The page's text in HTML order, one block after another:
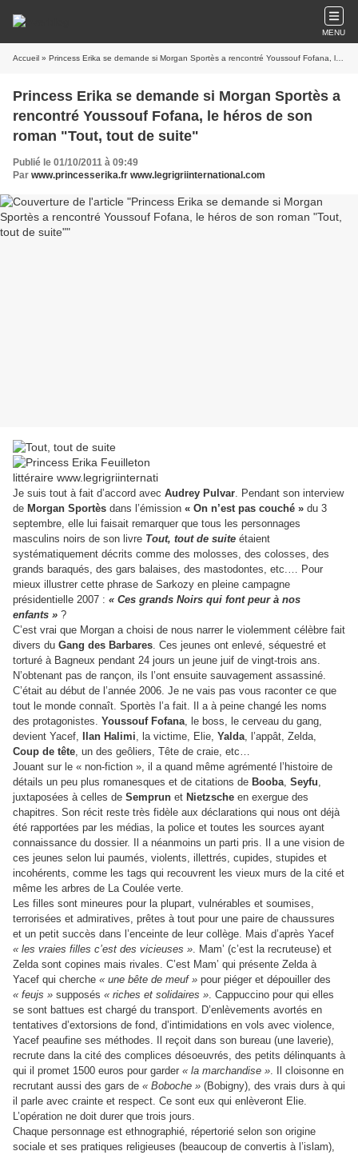
MENU
Accueil » Princess Erika se demande si Morgan Sportès a rencontré Youssouf Fofana, le héros de son roman "Tout, tout de suite"
Princess Erika se demande si Morgan Sportès a
rencontré Youssouf Fofana, le héros de son
roman "Tout, tout de suite"
Publié le 01/10/2011 à 09:49
Par www.princesserika.fr www.legrigriinternational.com
Je suis tout à fait d’accord avec Audrey Pulvar. Pendant son interview
de Morgan Sportès dans l’émission « On n’est pas couché » du 3
septembre, elle lui faisait remarquer que tous les personnages
masculins noirs de son livre Tout, tout de suite étaient
systématiquement décrits comme des molosses, des colosses, des
grands baraqués, des gars balaises, des mastodontes, etc.… Pour
mieux illustrer cette phrase de Sarkozy en pleine campagne
présidentielle 2007 : « Ces grands Noirs qui font peur à nos
enfants » ?
C’est vrai que Morgan a choisi de nous narrer le violemment célèbre fait
divers du Gang des Barbares. Ces jeunes ont enlevé, séquestré et
torturé à Bagneux pendant 24 jours un jeune juif de vingt-trois ans.
N’obtenant pas de rançon, ils l’ont ensuite sauvagement assassiné.
C’était au début de l’année 2006. Je ne vais pas vous raconter ce que
tout le monde connaît. Sportès l’a fait.
Il a à peine changé les noms
des protagonistes. Youssouf Fofana, le boss, le cerveau du gang,
devient Yacef,
Ilan Halimi, la victime, Elie, Yalda, l’appât, Zelda,
Coup de tête, un des geôliers, Tête de craie, etc…
Jouant sur le « non-fiction », il a quand même agrémenté l’histoire de
détails un peu plus romanesques et de citations de Booba, Seyfu,
juxtaposées à celles de Semprun et Nietzsche en exergue des
chapitres. Son récit reste très fidèle aux déclarations qui nous ont déjà
été rapportées par les médias, la police et toutes les sources ayant
connaissance du dossier.
Il a néanmoins un parti pris. Il a une vision de
ces jeunes selon lui paumés, violents, illettrés, cupides, stupides et
incohérents, comme les tags qui recouvrent les vieux murs de la cité et
même les arbres de La Coulée verte.
Les filles sont mineures pour la plupart, vulnérables et soumises,
terrorisées et admiratives, prêtes à tout pour une paire de chaussures
et un petit succès dans l’enceinte de leur collège. Mais d’après Yacef
« les vraies filles c’est des vicieuses ». Mam’ (c’est la recruteuse) et
Zelda sont copines mais rivales. C’est Mam’ qui présente Zelda à
Yacef qui cherche « une bête de meuf » pour piéger et dépouiller des
« feujs » supposés « riches et solidaires ». Cappuccino pour qui elles
se sont battues est chargé du transport. D’enlèvements avortés en
tentatives d’extorsions de fond, d’intimidations en vols avec violence,
Yacef peaufine ses méthodes. Il reçoit dans son bureau (une laverie),
recrute dans la cité des complices désoeuvrés, des petits délinquants à
qui il promet 1500 euros pour garder « la marchandise ». Il cloisonne en
recrutant aussi des gars de « Boboche » (Bobigny), des vrais durs à qui
il parle avec crainte et respect. Ce sont eux qui enlèveront Elie.
L’opération ne doit durer que trois jours.
Chaque personnage est ethnographié, répertorié selon son origine
sociale et ses pratiques religieuses (beaucoup de convertis à l’islam),